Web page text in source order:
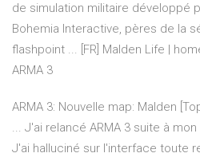
de simulation militaire développé
Bohemia Interactive, pères de la
flashpoint ... [FR] Malden Life |
ARMA 3
ARMA 3: Nouvelle map: Malden
... J'ai relancé ARMA 3 suite à
J'ai halluciné sur l'interface toute